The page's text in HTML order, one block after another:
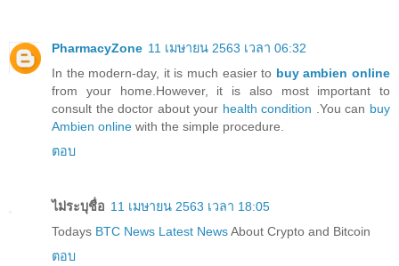
PharmacyZone 11 เมษายน 2563 เวลา 06:32
In the modern-day, it is much easier to buy ambien online
from your home.However, it is also most important to
consult the doctor about your health condition .You can buy
Ambien online with the simple procedure.
ตอบ
ไม่ระบุชื่อ 11 เมษายน 2563 เวลา 18:05
Todays BTC News Latest NewsAbout Crypto and Bitcoin
ตอบ